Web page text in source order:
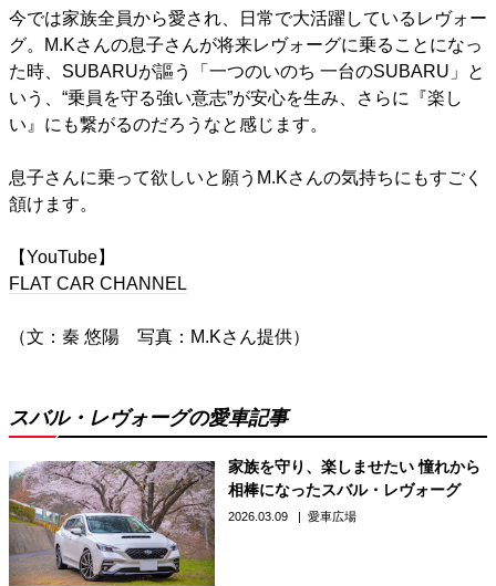
今では家族全員から愛され、日常で大活躍しているレヴォー
グ。M.Kさんの息子さんが将来レヴォーグに乗ることになっ
た時、SUBARUが謳う「一つのいのち 一台のSUBARU」と
いう、“乗員を守る強い意志”が安心を生み、さらに『楽し
い』にも繋がるのだろうなと感じます。
息子さんに乗って欲しいと願うM.Kさんの気持ちにもすごく
頷けます。
【YouTube】
FLAT CAR CHANNEL
（文：秦 悠陽 写真：M.Kさん提供）
スバル・レヴォーグの愛車記事
家族を守り、楽しませたい 憧れから
相棒になったスバル・レヴォーグ
2026.03.09 愛車広場